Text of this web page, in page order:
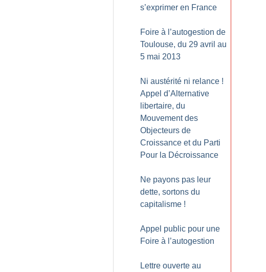
s’exprimer en France
Foire à l’autogestion de
Toulouse, du 29 avril au
5 mai 2013
Ni austérité ni relance !
Appel d’Alternative
libertaire, du
Mouvement des
Objecteurs de
Croissance et du Parti
Pour la Décroissance
Ne payons pas leur
dette, sortons du
capitalisme !
Appel public pour une
Foire à l’autogestion
Lettre ouverte au